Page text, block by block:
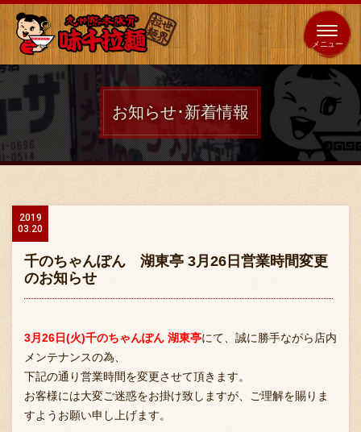
全国
展開 海外 653 店 64 店
ホーム
店舗案内
お問い合わせ
お知らせ･新着情報
2019
03.20
千のちゃんぽん 湖東亭 3月26日営業時間変更
のお知らせ
3月26日(火)千のちゃんぽん 湖東亭にて、誠に勝手ながら店内
メンテナンスの為、
下記の通り営業時間を変更させて頂きます。
お客様には大変ご迷惑をお掛け致しますが、ご理解を賜りま
すようお願い申し上げます。